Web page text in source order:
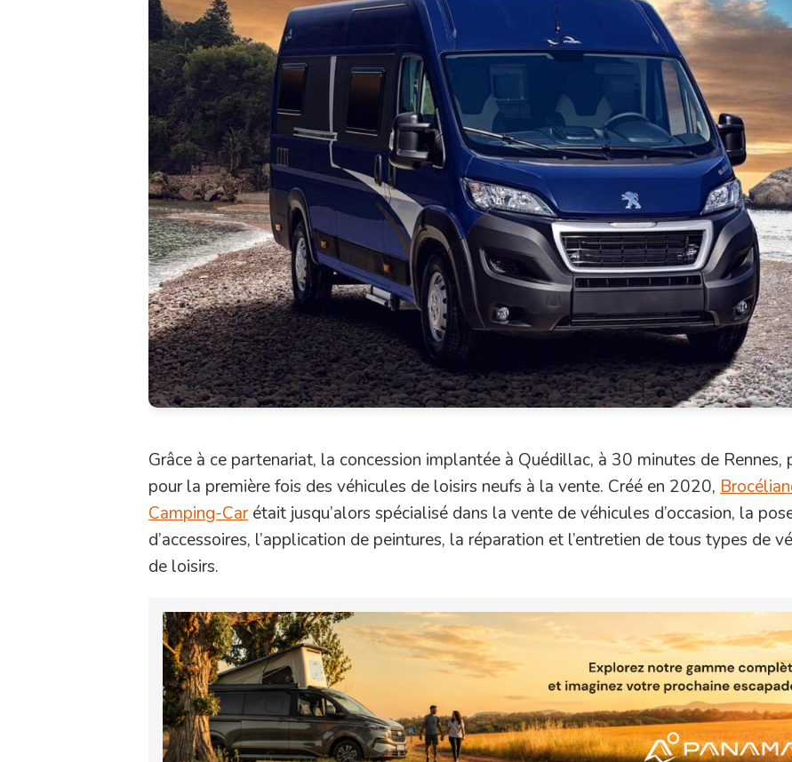
Grâce à ce partenariat, la concession implantée à Quédillac, à 30 minutes de Rennes,
pour la première fois des véhicules de loisirs neufs à la vente. Créé en 2020,
Camping-Carétait jusqu’alors spécialisé dans la vente de véhicules d’occasion, la
d’accessoires, l’application de peintures, la réparation et l’entretien de tous types de
de loisirs.